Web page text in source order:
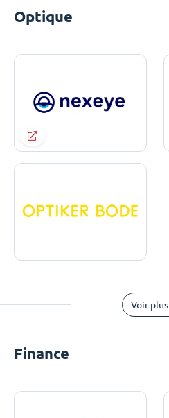
Optique
Voir plus
Finance